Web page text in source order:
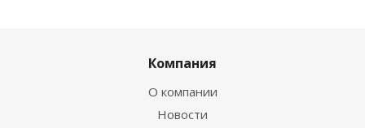
Компания
О компании
Новости